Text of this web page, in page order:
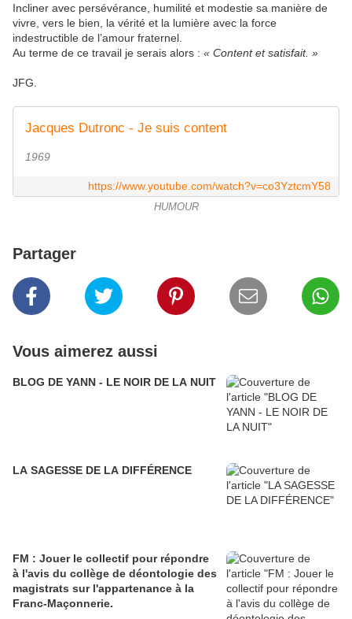
Incliner avec persévérance, humilité et modestie sa manière de
vivre, vers le bien, la vérité et la lumière avec la force
indestructible de l’amour fraternel.
Au terme de ce travail je serais alors : « Content et satisfait. »
JFG.
Jacques Dutronc - Je suis content
1969
https://www.youtube.com/watch?v=co3YztcmY58
HUMOUR
Partager
Vous aimerez aussi
BLOG DE YANN - LE NOIR DE LA NUIT
LA SAGESSE DE LA DIFFÉRENCE
FM : Jouer le collectif pour répondre
à l'avis du collège de déontologie des
magistrats sur l'appartenance à la
Franc-Maçonnerie.